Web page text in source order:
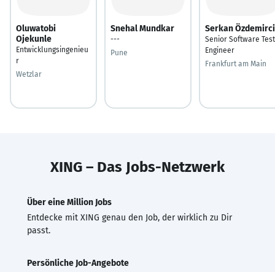
Oluwatobi
Ojekunle
Entwicklungsingenieu
r
Wetzlar
Snehal Mundkar
---
Pune
Serkan Özdemirci
Senior Software Test
Engineer
Frankfurt am Main
XING – Das Jobs-Netzwerk
Über eine Million Jobs
Entdecke mit XING genau den Job, der wirklich zu Dir
passt.
Persönliche Job-Angebote